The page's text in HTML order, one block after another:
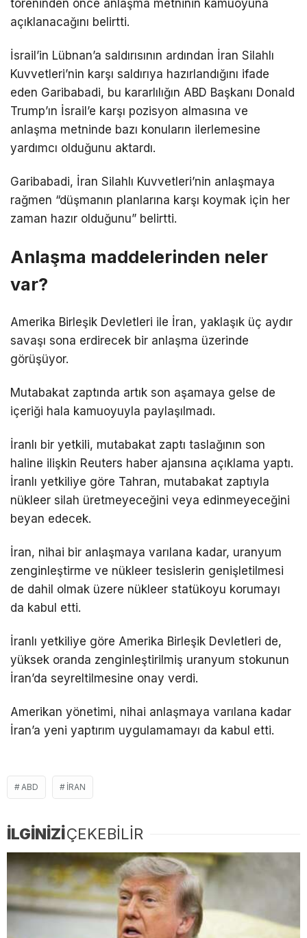
töreninden önce anlaşma metninin kamuoyuna
açıklanacağını belirtti.
İsrail’in Lübnan’a saldırısının ardından İran Silahlı
Kuvvetleri’nin karşı saldırıya hazırlandığını ifade
eden Garibabadi, bu kararlılığın ABD Başkanı Donald
Trump’ın İsrail’e karşı pozisyon almasına ve
anlaşma metninde bazı konuların ilerlemesine
yardımcı olduğunu aktardı.
Garibabadi, İran Silahlı Kuvvetleri’nin anlaşmaya
rağmen “düşmanın planlarına karşı koymak için her
zaman hazır olduğunu” belirtti.
Anlaşma maddelerinden neler
var?
Amerika Birleşik Devletleri ile İran, yaklaşık üç aydır
savaşı sona erdirecek bir anlaşma üzerinde
görüşüyor.
Mutabakat zaptında artık son aşamaya gelse de
içeriği hala kamuoyuyla paylaşılmadı.
İranlı bir yetkili, mutabakat zaptı taslağının son
haline ilişkin Reuters haber ajansına açıklama yaptı.
İranlı yetkiliye göre Tahran, mutabakat zaptıyla
nükleer silah üretmeyeceğini veya edinmeyeceğini
beyan edecek.
İran, nihai bir anlaşmaya varılana kadar, uranyum
zenginleştirme ve nükleer tesislerin genişletilmesi
de dahil olmak üzere nükleer statükoyu korumayı
da kabul etti.
İranlı yetkiliye göre Amerika Birleşik Devletleri de,
yüksek oranda zenginleştirilmiş uranyum stokunun
İran’da seyreltilmesine onay verdi.
Amerikan yönetimi, nihai anlaşmaya varılana kadar
İran’a yeni yaptırım uygulamamayı da kabul etti.
ABD İRAN
İLGİNİZİÇEKEBİLİR